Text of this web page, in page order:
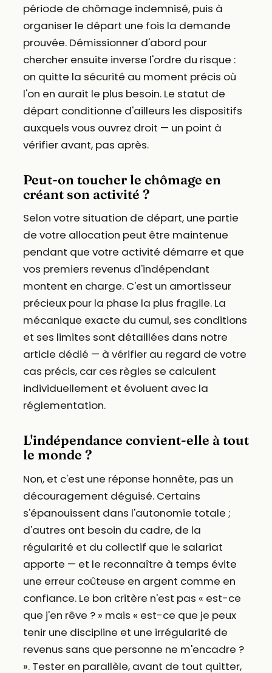
période de chômage indemnisé, puis à
organiser le départ une fois la demande
prouvée. Démissionner d'abord pour
chercher ensuite inverse l'ordre du risque :
on quitte la sécurité au moment précis où
l'on en aurait le plus besoin. Le statut de
départ conditionne d'ailleurs les dispositifs
auxquels vous ouvrez droit — un point à
vérifier avant, pas après.
Peut-on toucher le chômage en
créant son activité ?
Selon votre situation de départ, une partie
de votre allocation peut être maintenue
pendant que votre activité démarre et que
vos premiers revenus d'indépendant
montent en charge. C'est un amortisseur
précieux pour la phase la plus fragile. La
mécanique exacte du cumul, ses conditions
et ses limites sont détaillées dans notre
article dédié — à vérifier au regard de votre
cas précis, car ces règles se calculent
individuellement et évoluent avec la
réglementation.
L'indépendance convient-elle à tout
le monde ?
Non, et c'est une réponse honnête, pas un
découragement déguisé. Certains
s'épanouissent dans l'autonomie totale ;
d'autres ont besoin du cadre, de la
régularité et du collectif que le salariat
apporte — et le reconnaître à temps évite
une erreur coûteuse en argent comme en
confiance. Le bon critère n'est pas « est-ce
que j'en rêve ? » mais « est-ce que je peux
tenir une discipline et une irrégularité de
revenus sans que personne ne m'encadre ?
». Tester en parallèle, avant de tout quitter,